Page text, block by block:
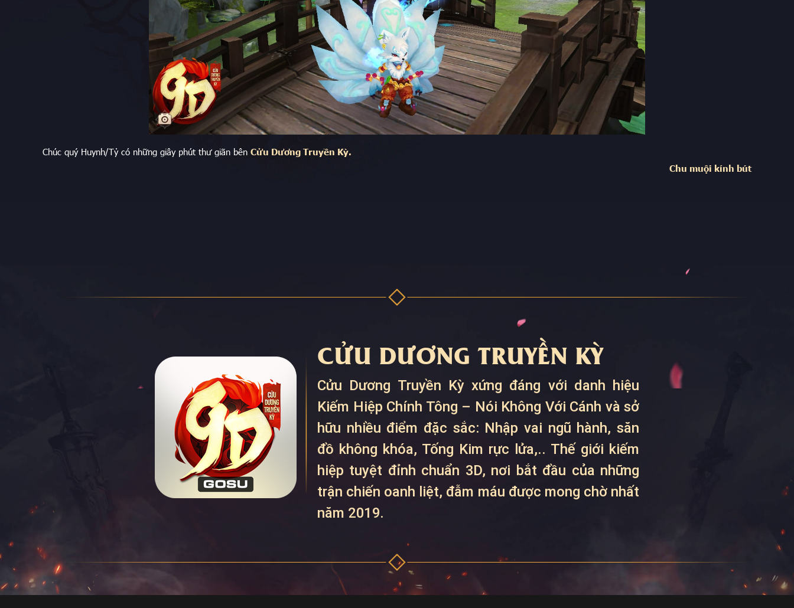
Chúc quý Huynh/Tỷ có những giây phút thư giãn bên Cửu Dương Truyền Kỳ.
Chu muội kính bút
CỬU DƯƠNG TRUYỀN KỲ
Cửu Dương Truyền Kỳ xứng đáng với danh hiệu
Kiếm Hiệp Chính Tông – Nói Không Với Cánh và sở
hữu nhiều điểm đặc sắc: Nhập vai ngũ hành, săn
đồ không khóa, Tống Kim rực lửa,.. Thế giới kiếm
hiệp tuyệt đỉnh chuẩn 3D, nơi bắt đầu của những
trận chiến oanh liệt, đẫm máu được mong chờ nhất
năm 2019.